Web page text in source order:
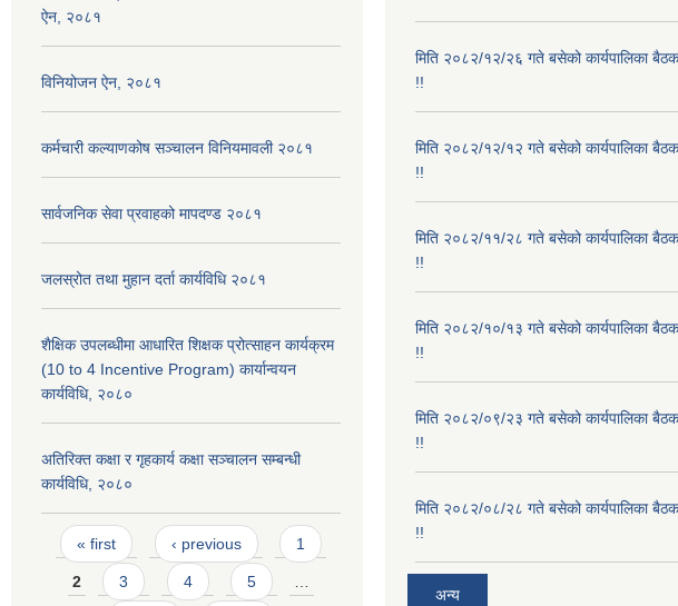
ऐन, २०८१
विनियोजन ऐन, २०८१
कर्मचारी कल्याणकोष सञ्चालन विनियमावली २०८१
सार्वजनिक सेवा प्रवाहको मापदण्ड २०८१
जलस्रोत तथा मुहान दर्ता कार्यविधि २०८१
शैक्षिक उपलब्धीमा आधारित शिक्षक प्रोत्साहन कार्यक्रम
(10 to 4 Incentive Program) कार्यान्वयन
कार्यविधि, २०८०
अतिरिक्त कक्षा र गृहकार्य कक्षा सञ्चालन सम्बन्धी
कार्यविधि, २०८०
Pages
« first ‹ previous 1
2 3 4 5 …
मिति २०८२/१२/२६ गते बसेको कार्यपालिका बैठक
!!
मिति २०८२/१२/१२ गते बसेको कार्यपालिका बैठक
!!
मिति २०८२/११/२८ गते बसेको कार्यपालिका बैठक
!!
मिति २०८२/१०/१३ गते बसेको कार्यपालिका बैठक
!!
मिति २०८२/०९/२३ गते बसेको कार्यपालिका बैठक
!!
मिति २०८२/०८/२८ गते बसेको कार्यपालिका बैठक
!!
अन्य